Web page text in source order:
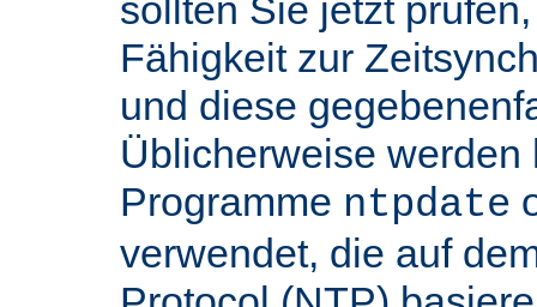
sollten Sie jetzt
Fähigkeit zur
und diese
Üblicherweise werden
Programme ntpdate
verwendet, die auf